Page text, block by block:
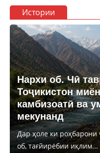
Истории
Нархи об. Чӣ
Тоҷикистон
камбизоатӣ ва
мекунанд
Дар ҳоле ки
об, тағйирёбии иқлим...